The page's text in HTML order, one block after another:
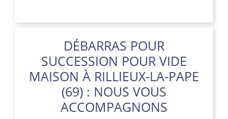
DÉBARRAS POUR
SUCCESSION POUR VIDE
MAISON À RILLIEUX-LA-PAPE
(69) : NOUS VOUS
ACCOMPAGNONS